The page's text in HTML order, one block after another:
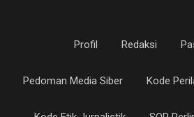
Profil Redaksi
Pedoman Media Siber Kode